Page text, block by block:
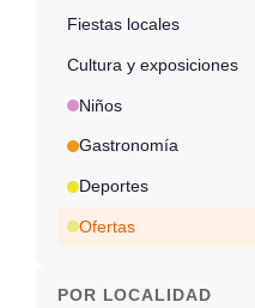
Fiestas locales
Cultura y exposiciones
Niños
Gastronomía
Deportes
Ofertas
POR LOCALIDAD